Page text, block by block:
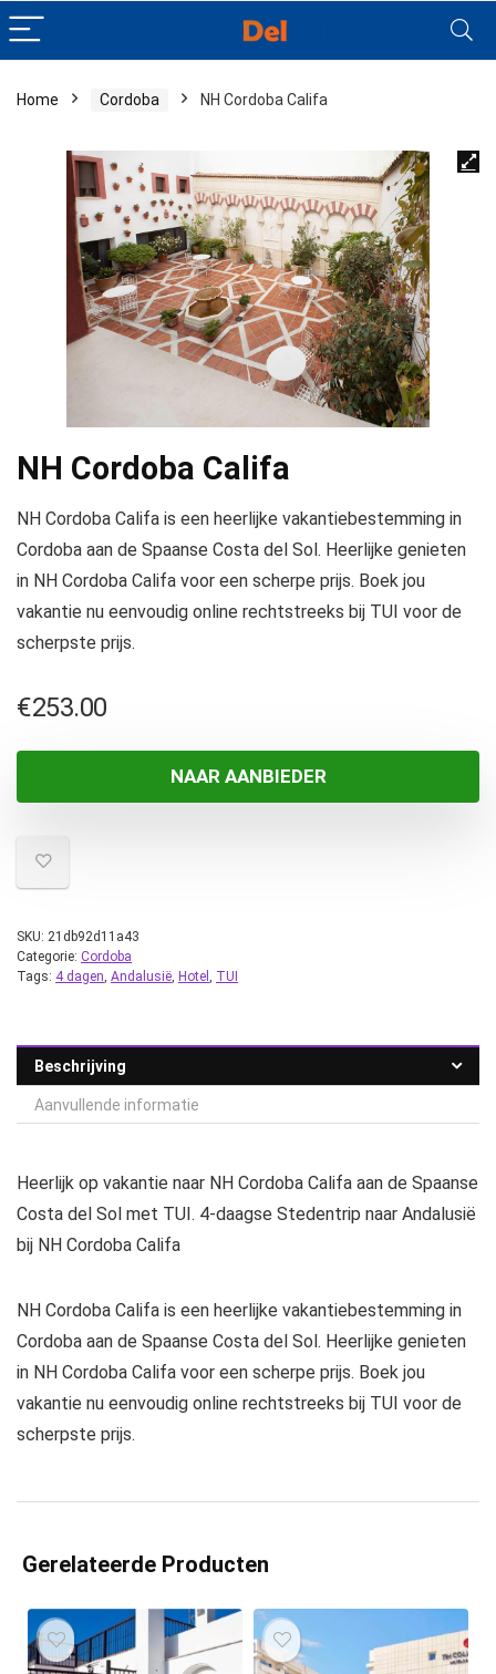
Home Cordoba NH Cordoba Califa
NH Cordoba Califa
NH Cordoba Califa is een heerlijke vakantiebestemming in
Cordoba aan de Spaanse Costa del Sol. Heerlijke genieten
in NH Cordoba Califa voor een scherpe prijs. Boek jou
vakantie nu eenvoudig online rechtstreeks bij TUI voor de
scherpste prijs.
€253.00
NAAR AANBIEDER
SKU: 21db92d11a43
Categorie: Cordoba
Tags: 4 dagen, Andalusië, Hotel , TUI
Beschrijving
Aanvullende informatie
Heerlijk op vakantie naar NH Cordoba Califa aan de Spaanse
Costa del Sol met TUI. 4-daagse Stedentrip naar Andalusië
bij NH Cordoba Califa
NH Cordoba Califa is een heerlijke vakantiebestemming in
Cordoba aan de Spaanse Costa del Sol. Heerlijke genieten
in NH Cordoba Califa voor een scherpe prijs. Boek jou
vakantie nu eenvoudig online rechtstreeks bij TUI voor de
scherpste prijs.
Gerelateerde Producten